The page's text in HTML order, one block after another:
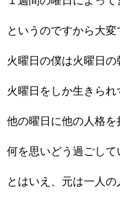
というのですから大変
火曜日の僕は火曜日の
火曜日をしか生きられ
他の曜日に他の人格を
何を思いどう過ごして
とはいえ、元は一人の